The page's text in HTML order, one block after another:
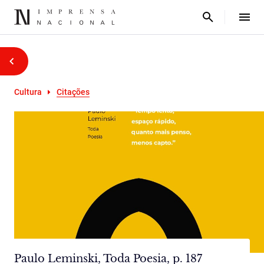
Cultura Citações
Paulo Leminski, Toda Poesia, p. 187